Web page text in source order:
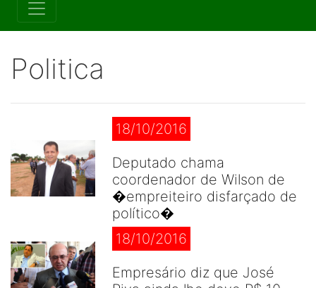
Politica
18/10/2016
Deputado chama
coordenador de Wilson de
�empreiteiro disfarçado de
político�
18/10/2016
Empresário diz que José